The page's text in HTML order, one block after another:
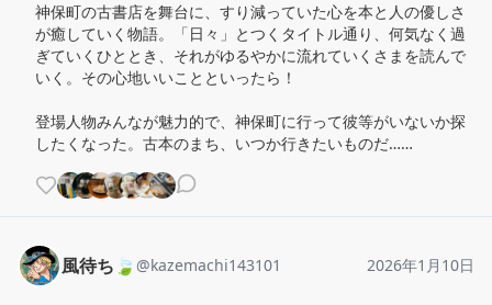
神保町の古書店を舞台に、すり減っていた心を本と人の優しさ
が癒していく物語。「日々」とつくタイトル通り、何気なく過
ぎていくひととき、それがゆるやかに流れていくさまを読んで
いく。その心地いいことといったら！
登場人物みんなが魅力的で、神保町に行って彼等がいないか探
したくなった。古本のまち、いつか行きたいものだ……
風待ち🍃 @kazemachi143101 2026年1月10日